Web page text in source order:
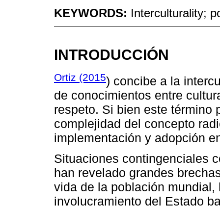
KEYWORDS: Interculturality;
INTRODUCCIÓN
Ortiz (2015) concibe a la
de conocimientos entre
respeto. Si bien este término
complejidad del concepto
implementación y adopción
Situaciones contingenciales
han revelado grandes
vida de la población
involucramiento del Estado